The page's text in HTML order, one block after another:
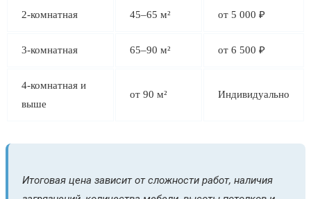
2-комнатная 45–65 м² от 5 000 ₽
3-комнатная 65–90 м² от 6 500 ₽
4-комнатная и
выше
от 90 м² Индивидуально
Итоговая цена зависит от сложности работ, наличия